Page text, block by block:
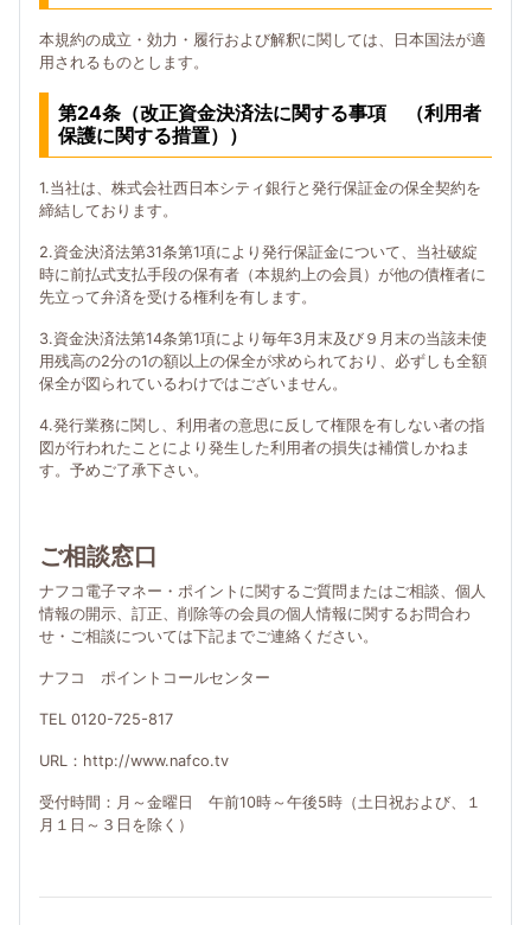
本規約の成立・効力・履行および解釈に関しては、日本国法が適
用されるものとします。
第24条（改正資金決済法に関する事項 （利用者
保護に関する措置））
1.当社は、株式会社西日本シティ銀行と発行保証金の保全契約を
締結しております。
2.資金決済法第31条第1項により発行保証金について、当社破綻
時に前払式支払手段の保有者（本規約上の会員）が他の債権者に
先立って弁済を受ける権利を有します。
3.資金決済法第14条第1項により毎年3月末及び９月末の当該未使
用残高の2分の1の額以上の保全が求められており、必ずしも全額
保全が図られているわけではございません。
4.発行業務に関し、利用者の意思に反して権限を有しない者の指
図が行われたことにより発生した利用者の損失は補償しかねま
す。予めご了承下さい。
ご相談窓口
ナフコ電子マネー・ポイントに関するご質問またはご相談、個人
情報の開示、訂正、削除等の会員の個人情報に関するお問合わ
せ・ご相談については下記までご連絡ください。
ナフコ ポイントコールセンター
TEL 0120-725-817
URL：http://www.nafco.tv
受付時間：月～金曜日 午前10時～午後5時（土日祝および、１
月１日～３日を除く）